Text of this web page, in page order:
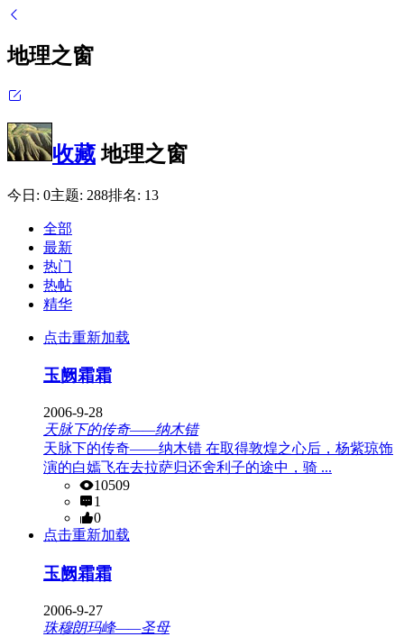
地理之窗
收藏地理之窗
今日: 0主题: 288排名: 13
全部
最新
热门
热帖
精华
点击重新加载
玉阙霜霜
2006-9-28
天脉下的传奇——纳木错
天脉下的传奇——纳木错 在取得敦煌之心后，杨紫琼饰
演的白嫣飞在去拉萨归还舍利子的途中，骑 ...
10509
1
0
点击重新加载
玉阙霜霜
2006-9-27
珠穆朗玛峰——圣母